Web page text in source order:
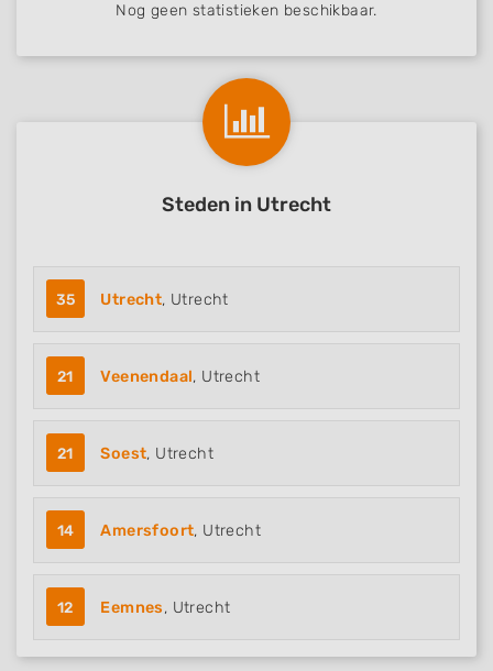
Nog geen statistieken beschikbaar.
Steden in Utrecht
35 Utrecht, Utrecht
21 Veenendaal, Utrecht
21 Soest, Utrecht
14 Amersfoort, Utrecht
12 Eemnes, Utrecht